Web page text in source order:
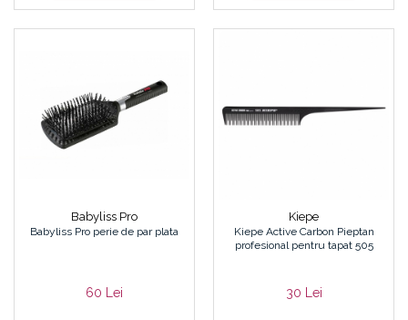
Babyliss Pro
Babyliss Pro perie de par plata
60 Lei
Kiepe
Kiepe Active Carbon Pieptan
profesional pentru tapat 505
30 Lei